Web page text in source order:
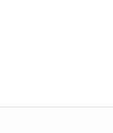
için